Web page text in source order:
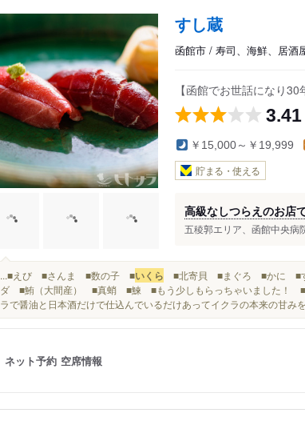
すし蔵
函館市 / 寿司、海鮮、居酒
【函館でお世話になり
3.41
￥15,000～￥19,999
貯まる・使える
高級なしつらえのお店
五稜郭エリア、函館中央病
...■えび ■さんま ■数の子 ■いくら ■北寄貝 ■まぐろ ■かに ■
ダ ■鮪（大間産） ■真蛸 ■鰊 ■もう少しもらっちゃいました！ ■
ラで醤油と日本酒だけで仕込んでいるだけあってイクラの本来の甘み
ネット予約 空席情報